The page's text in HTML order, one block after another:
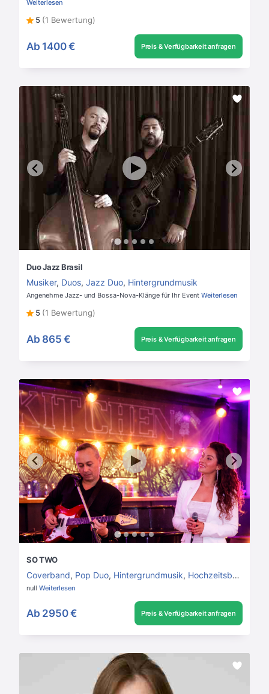
Weiterlesen
5 (1 Bewertung)
Ab 1400 € Preis & Verfügbarkeit anfragen
Duo Jazz Brasil
Musiker, Duos, Jazz Duo, Hintergrundmusik
Angenehme Jazz- und Bossa-Nova-Klänge für Ihr Event Weiterlesen
5 (1 Bewertung)
Ab 865 € Preis & Verfügbarkeit anfragen
SO TWO
Coverband, Pop Duo, Hintergrundmusik, Hochzeitsband
null Weiterlesen
Ab 2950 € Preis & Verfügbarkeit anfragen